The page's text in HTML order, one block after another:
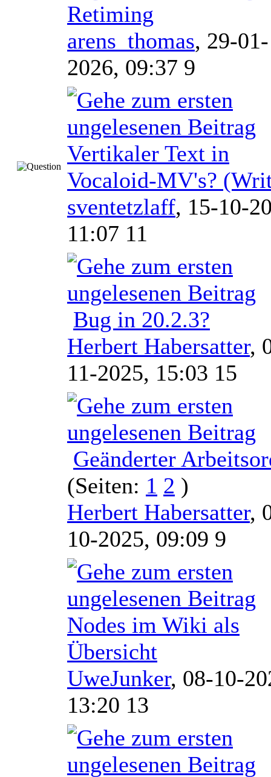
Retiming
arens_thomas, 29-01-
2026, 09:37 9
Vertikaler Text in
Vocaloid-MV's?
sventetzlaff, 15-10-
11:07 11
Bug in 20.2.3?
Herbert Habersatter,
11-2025, 15:03 15
Geänderter
(Seiten: 1 2 )
Herbert Habersatter,
10-2025, 09:09 9
Nodes im Wiki als
Übersicht
UweJunker, 08-10-
13:20 13